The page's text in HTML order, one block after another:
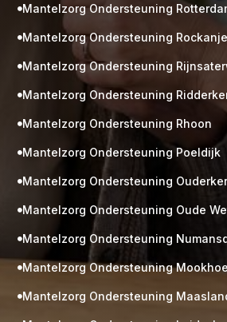
Gratis
Mantelzorg Ondersteuning
Mantelzorg Ondersteuning Rockanje
Mantelzorg Ondersteuning
Mantelzorg Ondersteuning
Mantelzorg Ondersteuning Rhoon
Mantelzorg Ondersteuning Poeldijk
Mantelzorg Ondersteuning
Mantelzorg Ondersteuning Oude
Mantelzorg Ondersteuning
Mantelzorg Ondersteuning
Mantelzorg Ondersteuning